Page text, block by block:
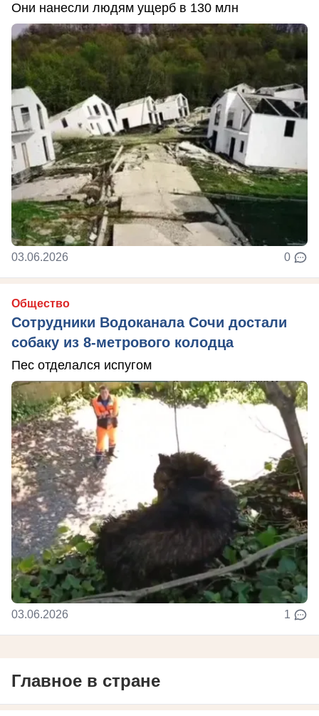
Они нанесли людям ущерб в 130 млн
03.06.2026 0
Общество
Сотрудники Водоканала Сочи достали
собаку из 8-метрового колодца
Пес отделался испугом
03.06.2026 1
Главное в стране